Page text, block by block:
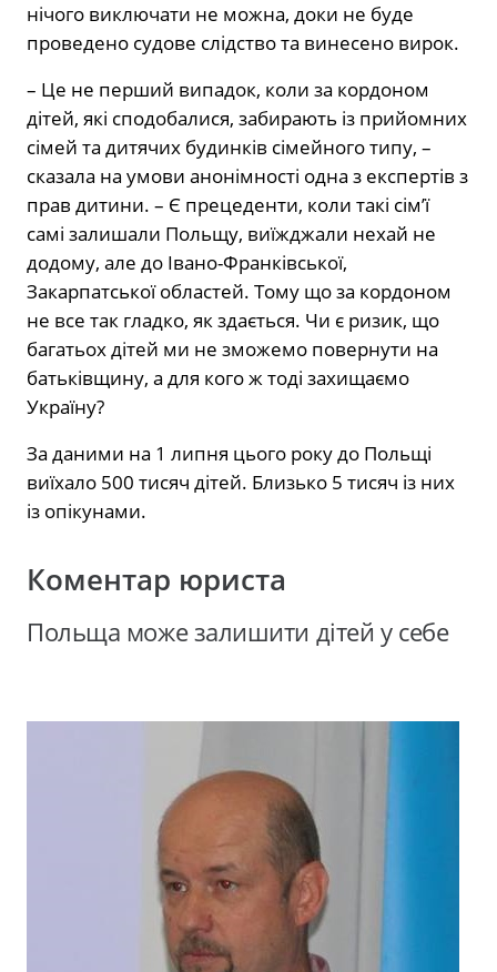
нічого виключати не можна, доки не буде
проведено судове слідство та винесено вирок.
– Це не перший випадок, коли за кордоном
дітей, які сподобалися, забирають із прийомних
сімей та дитячих будинків сімейного типу, –
сказала на умови анонімності одна з експертів з
прав дитини. – Є прецеденти, коли такі сім’ї
самі залишали Польщу, виїжджали нехай не
додому, але до Івано-Франківської,
Закарпатської областей. Тому що за кордоном
не все так гладко, як здається. Чи є ризик, що
багатьох дітей ми не зможемо повернути на
батьківщину, а для кого ж тоді захищаємо
Україну?
За даними на 1 липня цього року до Польщі
виїхало 500 тисяч дітей. Близько 5 тисяч із них
із опікунами.
Коментар юриста
Польща може залишити дітей у себе